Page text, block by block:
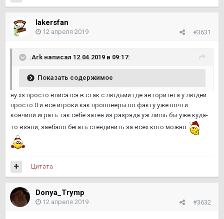
lakersfan
#3631
12 апреля 2019
.Ark написал 12.04.2019 в 09:17:
Показать содержимое
ну хз просто вписатся в стак с людьми где авторитета у людей
просто 0 и все игроки как проплееры по факту уже почти
кончили играть так себе затея из разряда уж лишь бы уже куда-
то взяли, заебало бегать стендинить за всех кого можно
Цитата
Donya_Trymp
#3632
12 апреля 2019